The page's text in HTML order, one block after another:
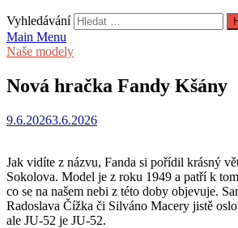
Vyhledávání
Main Menu
Naše modely
Nová hračka Fandy Kšány
9.6.20263.6.2026
Jak vidíte z názvu, Fanda si pořídil krásný
Sokolova. Model je z roku 1949 a patří k
co se na našem nebi z této doby objevuje.
Radoslava Čížka či Silváno Macery jistě
ale JU-52 je JU-52.